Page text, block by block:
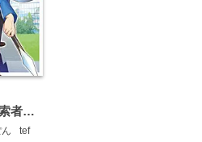
朝起きたら探索者になっていたのでダンジョンに潜ってみる
tef